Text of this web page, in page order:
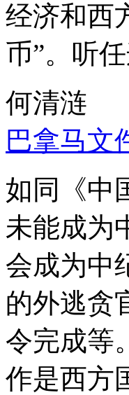
经济和西
币”。听
何清涟
巴拿马文
如同《中
未能成为
会成为中
的外逃贪
令完成等
作是西方